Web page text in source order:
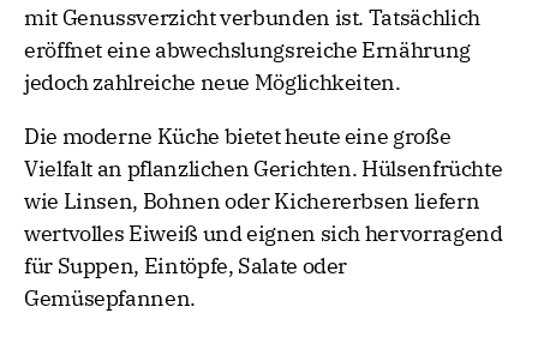
mit Genussverzicht verbunden ist. Tatsächlich
eröffnet eine abwechslungsreiche Ernährung
jedoch zahlreiche neue Möglichkeiten.
Die moderne Küche bietet heute eine große
Vielfalt an pflanzlichen Gerichten. Hülsenfrüchte
wie Linsen, Bohnen oder Kichererbsen liefern
wertvolles Eiweiß und eignen sich hervorragend
für Suppen, Eintöpfe, Salate oder
Gemüsepfannen.